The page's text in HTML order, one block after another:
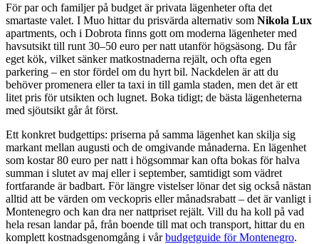
För par och familjer på budget är privata lägenheter ofta det
smartaste valet. I Muo hittar du prisvärda alternativ som Nikola Lux
apartments, och i Dobrota finns gott om moderna lägenheter med
havsutsikt till runt 30–50 euro per natt utanför högsäsong. Du får
eget kök, vilket sänker matkostnaderna rejält, och ofta egen
parkering – en stor fördel om du hyrt bil. Nackdelen är att du
behöver promenera eller ta taxi in till gamla staden, men det är ett
litet pris för utsikten och lugnet. Boka tidigt; de bästa lägenheterna
med sjöutsikt går åt först.
Ett konkret budgettips: priserna på samma lägenhet kan skilja sig
markant mellan augusti och de omgivande månaderna. En lägenhet
som kostar 80 euro per natt i högsommar kan ofta bokas för halva
summan i slutet av maj eller i september, samtidigt som vädret
fortfarande är badbart. För längre vistelser lönar det sig också nästan
alltid att be värden om veckopris eller månadsrabatt – det är vanligt i
Montenegro och kan dra ner natt­priset rejält. Vill du ha koll på vad
hela resan landar på, från boende till mat och transport, hittar du en
komplett kostnadsgenomgång i vårbudgetguide för Montenegro.